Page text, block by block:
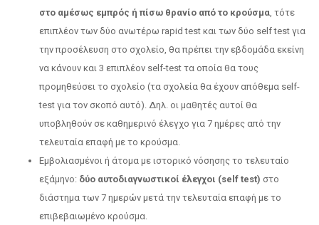
στο αμέσως εμπρός ή πίσω θρανίο από το κρούσμα, τότε
επιπλέον των δύο ανωτέρω rapid test και των δύο self test για
την προσέλευση στο σχολείο, θα πρέπει την εβδομάδα εκείνη
να κάνουν και 3 επιπλέον self-test τα οποία θα τους
προμηθεύσει το σχολείο (τα σχολεία θα έχουν απόθεμα self-
test για τον σκοπό αυτό). Δηλ. οι μαθητές αυτοί θα
υποβληθούν σε καθημερινό έλεγχο για 7 ημέρες από την
τελευταία επαφή με το κρούσμα.
Εμβολιασμένοι ή άτομα με ιστορικό νόσησης το τελευταίο
εξάμηνο: δύο αυτοδιαγνωστικοί έλεγχοι (self test) στο
διάστημα των 7 ημερών μετά την τελευταία επαφή με το
επιβεβαιωμένο κρούσμα.